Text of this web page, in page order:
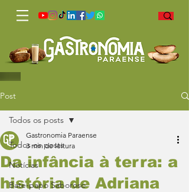
Post
Todos os posts
Notícias
Bate-papo Saboroso
Todos os posts
Da infância à terra: a
história de Adriana
Gastronomia Paraense
3 min de leitura